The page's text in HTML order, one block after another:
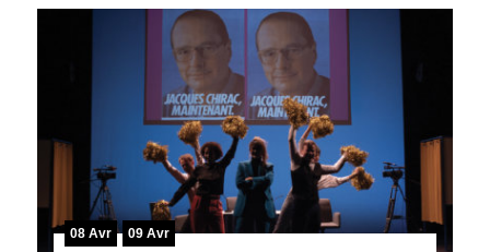
08 Avr 09 Avr